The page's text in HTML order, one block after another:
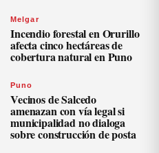
Melgar
Incendio forestal en Orurillo
afecta cinco hectáreas de
cobertura natural en Puno
Puno
Vecinos de Salcedo
amenazan con vía legal si
municipalidad no dialoga
sobre construcción de posta